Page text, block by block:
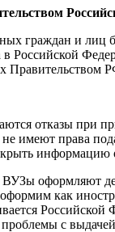
граждан и лиц
Российской
Правительством
отказы при
имеют права
оформляют
как
Российской
с